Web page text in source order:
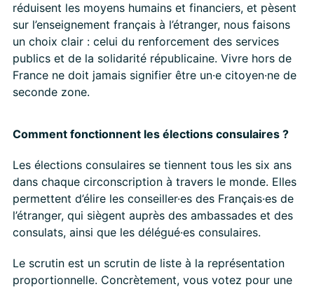
réduisent les moyens humains et financiers, et pèsent
sur l’enseignement français à l’étranger, nous faisons
un choix clair : celui du renforcement des services
publics et de la solidarité républicaine. Vivre hors de
France ne doit jamais signifier être un·e citoyen·ne de
seconde zone.
Comment fonctionnent les élections consulaires ?
Les élections consulaires se tiennent tous les six ans
dans chaque circonscription à travers le monde. Elles
permettent d’élire les conseiller·es des Français·es de
l’étranger, qui siègent auprès des ambassades et des
consulats, ainsi que les délégué·es consulaires.
Le scrutin est un scrutin de liste à la représentation
proportionnelle. Concrètement, vous votez pour une